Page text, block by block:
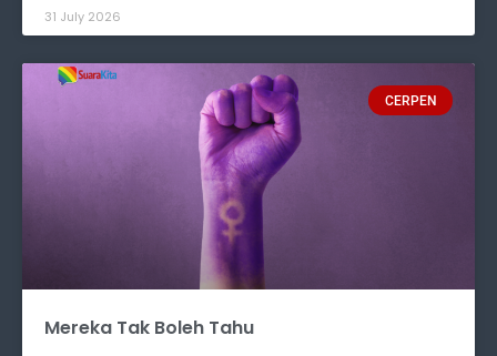
31 July 2026
CERPEN
Mereka Tak Boleh Tahu